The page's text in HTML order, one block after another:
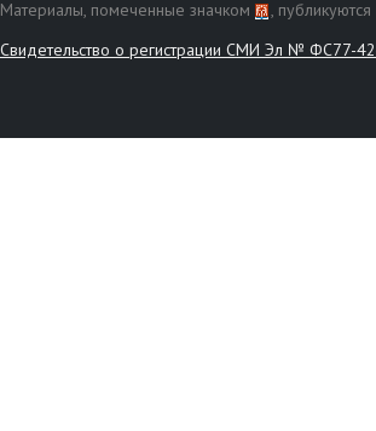
Материалы, помеченные значком
,
Свидетельство о регистрации СМИ Эл № ФС77-